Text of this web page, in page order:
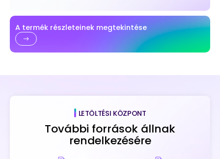
A termék részleteinek megtekintése
LETÖLTÉSI KÖZPONT
További források állnak
rendelkezésére